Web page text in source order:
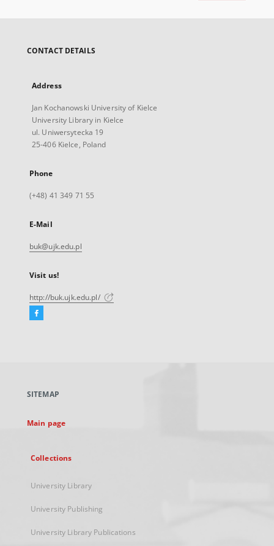
CONTACT DETAILS
Address
Jan Kochanowski University of Kielce
University Library in Kielce
ul. Uniwersytecka 19
25-406 Kielce, Poland
Phone
(+48) 41 349 71 55
E-Mail
buk@ujk.edu.pl
Visit us!
http://buk.ujk.edu.pl/
Facebook
new
SITEMAP
Main page
Collections
University Library
University Publishing
University Library Publications